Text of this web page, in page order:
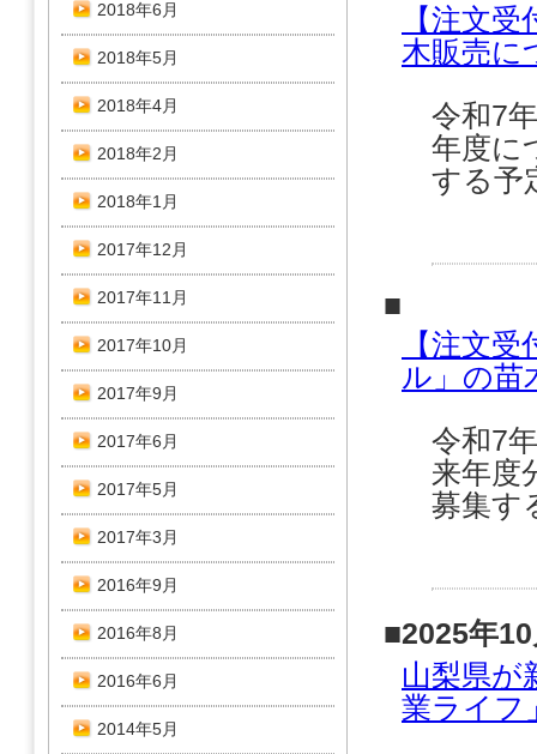
【注文
木販売に
令和7
年度に
する予
■
【注文
ル」の苗
令和7
来年度
募集す
■2025年
山梨県が
業ライフ
2018年6月
2018年5月
2018年4月
2018年2月
2018年1月
2017年12月
2017年11月
2017年10月
2017年9月
2017年6月
2017年5月
2017年3月
2016年9月
2016年8月
2016年6月
2014年5月